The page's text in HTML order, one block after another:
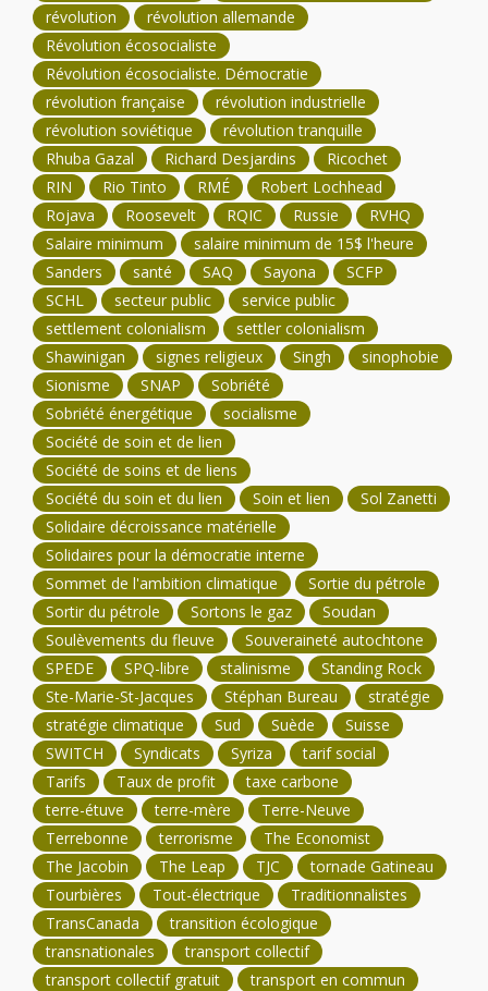
révolution
révolution allemande
Révolution écosocialiste
Révolution écosocialiste. Démocratie
révolution française
révolution industrielle
révolution soviétique
révolution tranquille
Rhuba Gazal
Richard Desjardins
Ricochet
RIN
Rio Tinto RMÉ
Robert Lochhead
Rojava
Roosevelt RQIC Russie
RVHQ
Salaire minimum
salaire minimum de 15$ l'heure
Sanders
santé SAQ Sayona
SCFP
SCHL
secteur public
service public
settlement colonialism
settler colonialism
Shawinigan
signes religieux Singh
sinophobie
Sionisme
SNAP
Sobriété
Sobriété énergétique
socialisme
Société de soin et de lien
Société de soins et de liens
Société du soin et du lien
Soin et lien
Sol Zanetti
Solidaire décroissance matérielle
Solidaires pour la démocratie interne
Sommet de l'ambition climatique
Sortie du pétrole
Sortir du pétrole
Sortons le gaz
Soudan
Soulèvements du fleuve
Souveraineté autochtone
SPEDE
SPQ-libre stalinisme
Standing Rock
Ste-Marie-St-Jacques
Stéphan Bureau
stratégie
stratégie climatique
Sud Suède
Suisse
SWITCH
Syndicats Syriza
tarif social
Tarifs
Taux de profit
taxe carbone
terre-étuve
terre-mère
Terre-Neuve
Terrebonne
terrorisme
The Economist
The Jacobin
The Leap TJC
tornade Gatineau
Tourbières
Tout-électrique
Traditionnalistes
TransCanada
transition écologique
transnationales
transport collectif
transport collectif gratuit
transport en commun